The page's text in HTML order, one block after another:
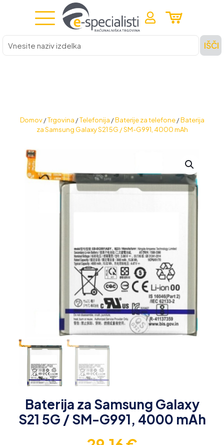
Vnesite
naziv
izdelka
IŠČI
Domov /Trgovina /Telefonija /Baterije za telefone /Baterija
za Samsung Galaxy S21 5G / SM-G991, 4000 mAh
Baterija za Samsung Galaxy
S21 5G / SM-G991, 4000 mAh